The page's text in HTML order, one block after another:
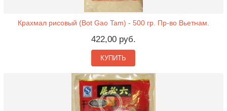
Крахмал рисовый (Bot Gao Tam) - 500 гр. Пр-во Вьетнам.
422,00 руб.
КУПИТЬ